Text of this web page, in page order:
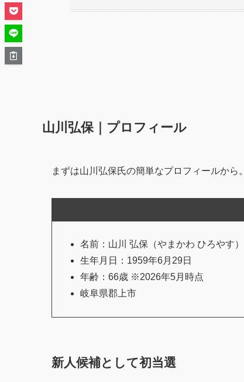
山川弘保｜プロフィール
まずは山川弘保氏の簡単なプロフィールから。
名前：山川 弘保（やまかわ ひろやす）
生年月日：1959年6月29日
年齢：66歳 ※2026年5月時点
岐阜県郡上市
新人候補として初当選